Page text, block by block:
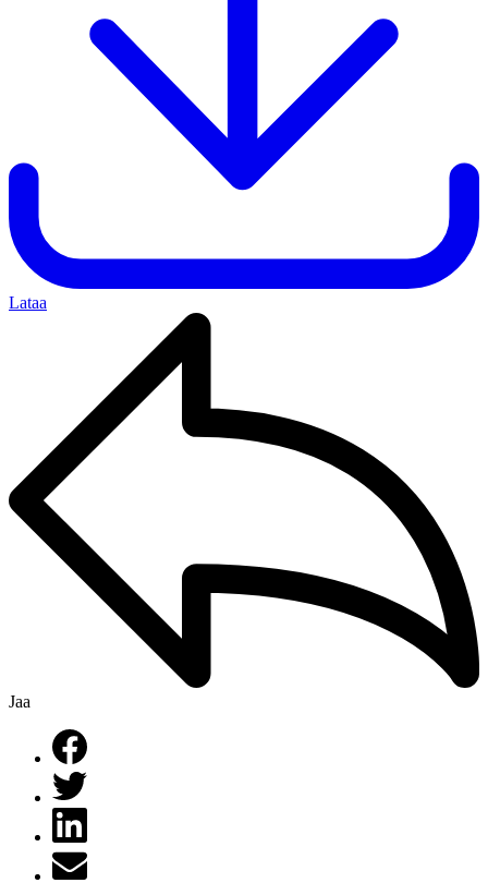
Lataa
Jaa